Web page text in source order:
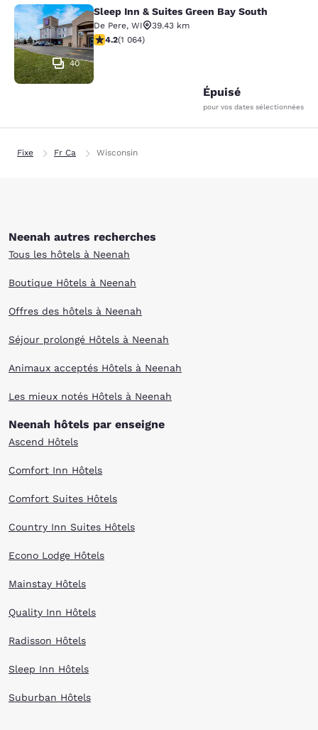
Sleep Inn & Suites Green Bay South
40
Sleep Inn & Suites Green Bay South
De Pere, WI
39.43 km
4.2 étoiles. Excellent. 1064 commentaires
4.2(1 064)
Épuisé
pour vos dates sélectionnées
Fixe Fr Ca Wisconsin
Neenah autres recherches
Tous les hôtels à Neenah
Boutique Hôtels à Neenah
Offres des hôtels à Neenah
Séjour prolongé Hôtels à Neenah
Animaux acceptés Hôtels à Neenah
Les mieux notés Hôtels à Neenah
Neenah hôtels par enseigne
Ascend Hôtels
Comfort Inn Hôtels
Comfort Suites Hôtels
Country Inn Suites Hôtels
Econo Lodge Hôtels
Mainstay Hôtels
Quality Inn Hôtels
Radisson Hôtels
Sleep Inn Hôtels
Suburban Hôtels